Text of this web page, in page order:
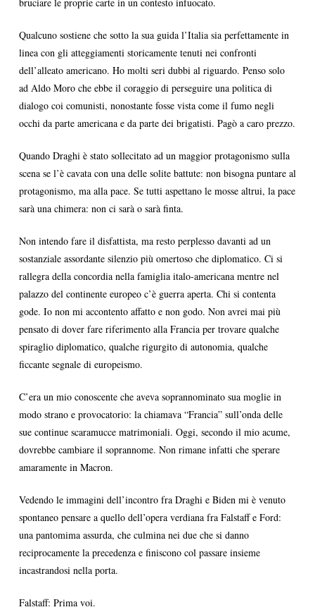
Qualcuno sostiene che sotto la sua guida l’Italia sia perfettamente in
linea con gli atteggiamenti storicamente tenuti nei confronti
dell’alleato americano. Ho molti seri dubbi al riguardo. Penso solo
ad Aldo Moro che ebbe il coraggio di perseguire una politica di
dialogo coi comunisti, nonostante fosse vista come il fumo negli
occhi da parte americana e da parte dei brigatisti. Pagò a caro prezzo.
Quando Draghi è stato sollecitato ad un maggior protagonismo sulla
scena se l’è cavata con una delle solite battute: non bisogna puntare al
protagonismo, ma alla pace. Se tutti aspettano le mosse altrui, la pace
sarà una chimera: non ci sarà o sarà finta.
Non intendo fare il disfattista, ma resto perplesso davanti ad un
sostanziale assordante silenzio più omertoso che diplomatico. Ci si
rallegra della concordia nella famiglia italo-americana mentre nel
palazzo del continente europeo c’è guerra aperta. Chi si contenta
gode. Io non mi accontento affatto e non godo. Non avrei mai più
pensato di dover fare riferimento alla Francia per trovare qualche
spiraglio diplomatico, qualche rigurgito di autonomia, qualche
ficcante segnale di europeismo.
C’era un mio conoscente che aveva soprannominato sua moglie in
modo strano e provocatorio: la chiamava “Francia” sull’onda delle
sue continue scaramucce matrimoniali. Oggi, secondo il mio acume,
dovrebbe cambiare il soprannome. Non rimane infatti che sperare
amaramente in Macron.
Vedendo le immagini dell’incontro fra Draghi e Biden mi è venuto
spontaneo pensare a quello dell’opera verdiana fra Falstaff e Ford:
una pantomima assurda, che culmina nei due che si danno
reciprocamente la precedenza e finiscono col passare insieme
incastrandosi nella porta.
Falstaff: Prima voi.